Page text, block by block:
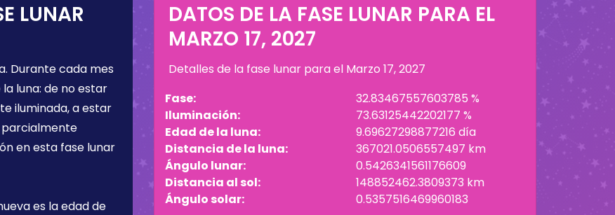
LUNAR
. Durante cada mes
luna: de no estar
iluminada, a estar
parcialmente
en esta fase lunar
es la edad de
DATOS DE LA FASE LUNAR PARA EL
MARZO 17, 2027
Detalles de la fase lunar para el Marzo 17, 2027
Fase:
32.83467557603785 %
Iluminación:
73.63125442202177 %
Edad de la luna:
9.69627298877216 día
Distancia de la luna:
367021.0506557497 km
Ángulo lunar:
0.5426341561176609
Distancia al sol:
148852462.3809373 km
Ángulo solar:
0.5357516469960183